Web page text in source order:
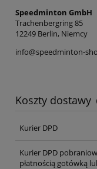
Speedminton GmbH
Trachenbergring 85
12249 Berlin, Niemcy
info@speedminton-
Koszty dostawy
Cena nie zawiera
Kurier DPD
Kurier DPD
płatnością gotówką